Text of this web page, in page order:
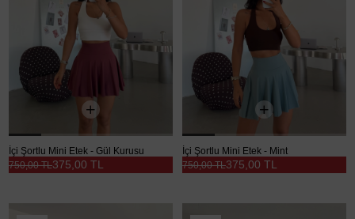
İçi Şortlu Mini Etek - Gül Kurusu
375,00 TL
750,00 TL
İçi Şortlu Mini Etek - Mint
375,00 TL
750,00 TL